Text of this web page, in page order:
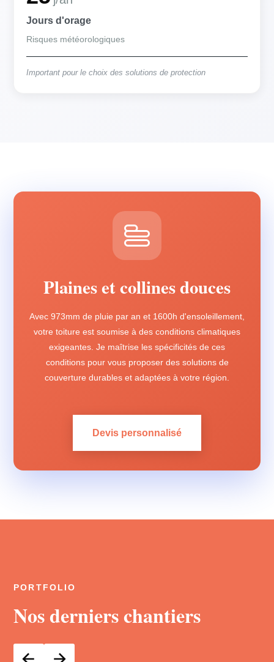
Jours d'orage
Risques météorologiques
Important pour le choix des solutions de protection
Plaines et collines douces
Avec 973mm de pluie par an et 1600h d'ensoleillement,
votre toiture est soumise à des conditions climatiques
exigeantes. Je maîtrise les spécificités de ces
conditions pour vous proposer des solutions de
couverture durables et adaptées à votre région.
Devis personnalisé
PORTFOLIO
Nos derniers chantiers